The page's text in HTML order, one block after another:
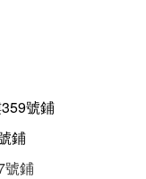
號鋪
鋪
號鋪